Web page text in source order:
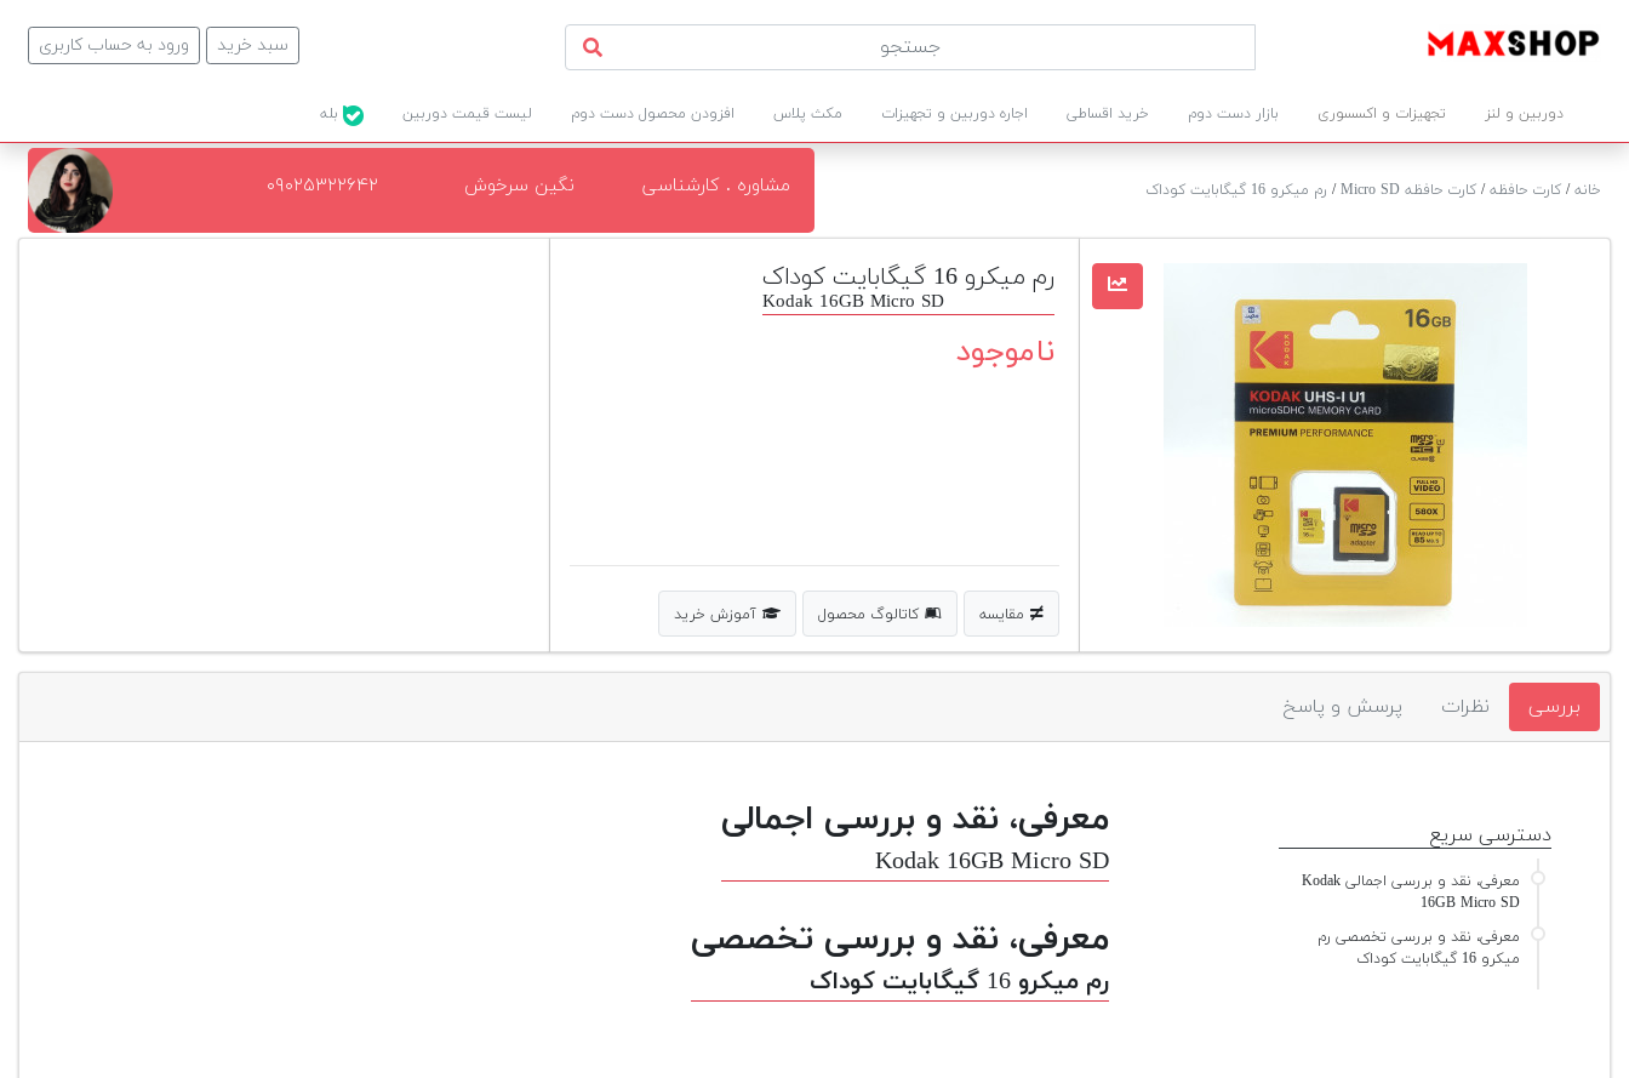
ورود به حساب کاربری سبد خرید
دوربین و لنز تجهیزات و اکسسوری بازار دست دوم خرید اقساطی اجاره دوربین و تجهیزات مکث پلاس افزودن محصول دست دوم لیست قیمت دوربین
خانه/ کارت حافظه/ کارت حافظه Micro SD / رم میکرو 16 گیگابایت کوداک مشاوره . کارشناسی نگین سرخوش ۰۹۰۲۵۳۲۲۶۴۲
رم میکرو 16 گیگابایت کوداک
Kodak 16GB Micro SD
ناموجود
مقایسه کاتالوگ محصول آموزش خرید
بررسی نظرات پرسش و پاسخ
معرفی، نقد و بررسی اجمالی
Kodak 16GB Micro SD
معرفی، نقد و بررسی تخصصی
رم میکرو 16 گیگابایت کوداک
دسترسی سریع
معرفی، نقد و بررسی اجمالی Kodak
16GB Micro SD
معرفی، نقد و بررسی تخصصی رم
میکرو 16 گیگابایت کوداک